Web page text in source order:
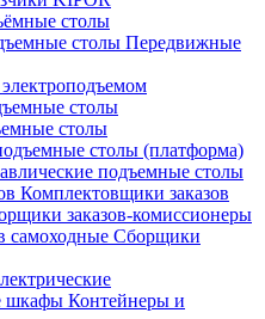
столы
Передвижные
столы
столы
столы (платформа)
подъемные столы
Комплектовщики заказов
заказов-комиссионеры
Сборщики
Контейнеры и